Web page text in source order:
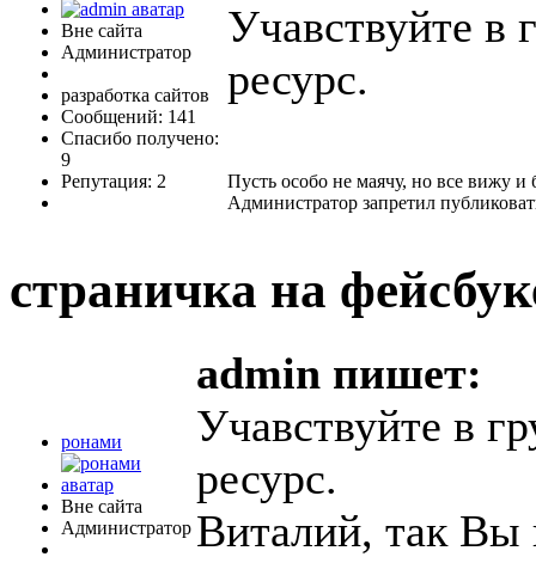
Вне сайта
Администратор
разработка сайтов
Сообщений: 141
Спасибо получено:
9
Репутация: 2
Учавствуйте в
ресурс.
Пусть особо не маячу, но все вижу
Администратор запретил
страничка на
ронами
Вне сайта
Администратор
admin пишет:
Учавствуйте в
ресурс.
Виталий, так Вы